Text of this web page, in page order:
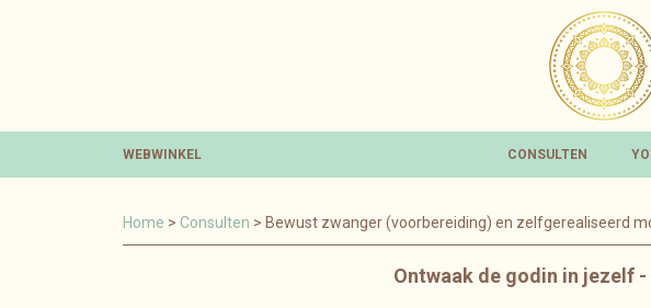
CONSULTEN
WEBWINKEL
Home > Consulten > Bewust zwanger (voorbereiding) en zelfgerealiseerd
Ontwaak de godin in jezelf